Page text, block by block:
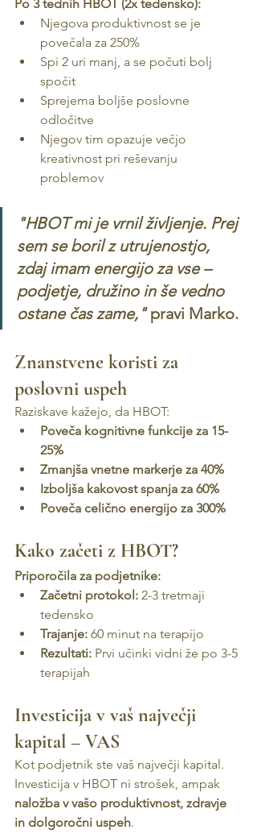
Po 3 tednih HBOT (2x tedensko):
Njegova produktivnost se je
povečala za 250%
Spi 2 uri manj, a se počuti bolj
spočit
Sprejema boljše poslovne
odločitve
Njegov tim opazuje večjo
kreativnost pri reševanju
problemov
"HBOT mi je vrnil življenje. Prej
sem se boril z utrujenostjo,
zdaj imam energijo za vse –
podjetje, družino in še vedno
ostane čas zame," pravi Marko.
Znanstvene koristi za
poslovni uspeh
Raziskave kažejo, da HBOT:
Poveča kognitivne funkcije za 15-
25%
Zmanjša vnetne markerje za 40%
Izboljša kakovost spanja za 60%
Poveča celično energijo za 300%
Kako začeti z HBOT?
Priporočila za podjetnike:
Začetni protokol: 2-3 tretmaji
tedensko
Trajanje: 60 minut na terapijo
Rezultati: Prvi učinki vidni že po 3-5
terapijah
Investicija v vaš največji
kapital – VAS
Kot podjetnik ste vaš največji kapital.
Investicija v HBOT ni strošek, ampak
naložba v vašo produktivnost, zdravje
in dolgoročni uspeh.